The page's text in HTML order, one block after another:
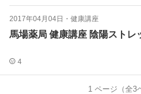
2017年04月04日 ・ 健康講座
馬場薬局 健康講座 陰陽ストレ
4
1 ページ（全3